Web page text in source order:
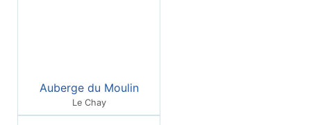
Auberge du Moulin
Le Chay